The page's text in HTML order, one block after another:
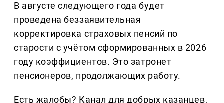
В августе следующего года будет
проведена беззаявительная
корректировка страховых пенсий по
старости с учётом сформированных в 2026
году коэффициентов. Это затронет
пенсионеров, продолжающих работу.
Есть жалобы? Канал для добрых казанцев,